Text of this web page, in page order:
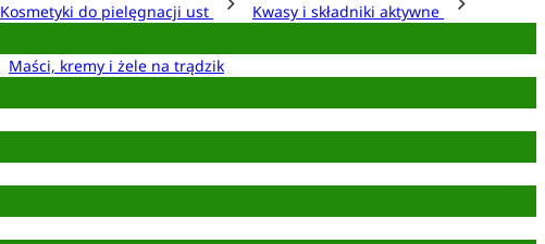
Kosmetyki do pielęgnacji ust
Kwasy i składniki aktywne
Maści, kremy i żele na trądzik